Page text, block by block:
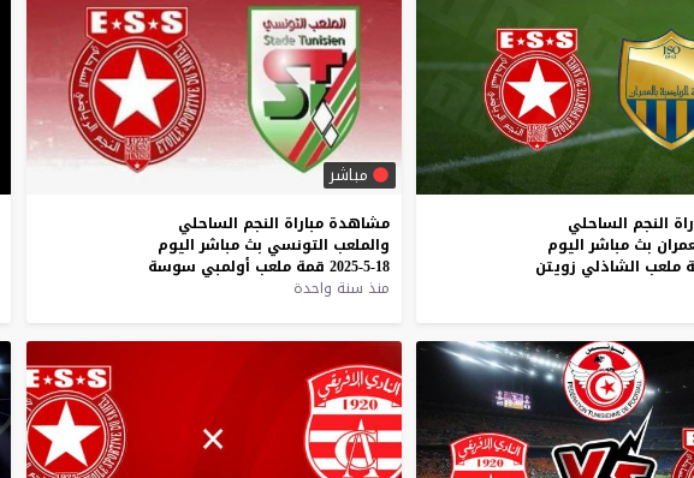
النجم الساحلي
بث مباشر اليوم
ملعب الشاذلي زويتن
مباشر
مشاهدة مباراة النجم الساحلي
والملعب التونسي بث مباشر اليوم
18-5-2025
قمة ملعب أولمبي سوسة
منذ سنة واحدة